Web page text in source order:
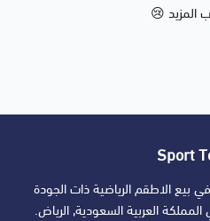
المزيد 😢
Sport
بيع الاطقم الرياضية ذات الجودة
العربية السعودية, الرياض.